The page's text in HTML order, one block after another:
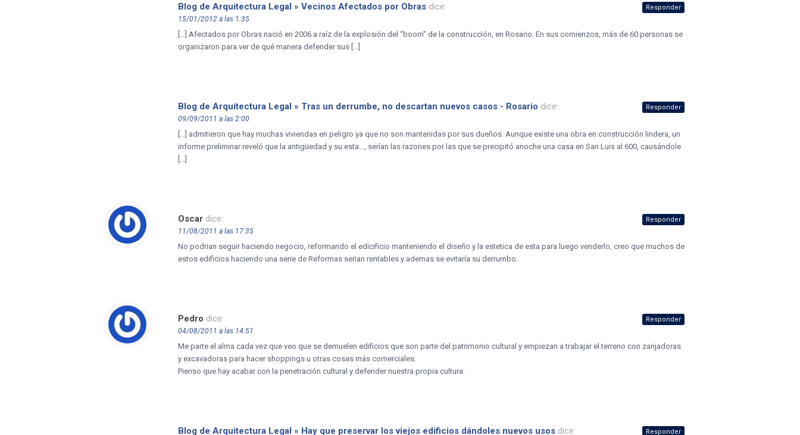
Blog de Arquitectura Legal » Vecinos Afectados por Obras dice:
15/01/2012 a las 1:35
[…] Afectados por Obras nació en 2006 a raíz de la explosión del “boom” de la construcción, en Rosario. En sus comienzos, más de 60 personas se
organizaron para ver de qué manera defender sus […]
Responder
Blog de Arquitectura Legal » Tras un derrumbe, no descartan nuevos casos - Rosario dice:
09/09/2011 a las 2:00
[…] admitieron que hay muchas viviendas en peligro ya que no son mantenidas por sus dueños. Aunque existe una obra en construcción lindera, un
informe preliminar reveló que la antigüedad y su esta…, serían las razones por las que se precipitó anoche una casa en San Luis al 600, causándole
[…]
Responder
Oscar dice:
11/08/2011 a las 17:35
No podrian seguir haciendo negocio, reformando el edicificio manteniendo el diseño y la estetica de esta para luego venderlo, creo que muchos de
estos edificios haciendo una serie de Reformas serian rentables y ademas se evitaría su derrumbo.
Responder
Pedro dice:
04/08/2011 a las 14:51
Me parte el alma cada vez que veo que se demuelen edificios que son parte del patrimonio cultural y empiezan a trabajar el terreno con zanjadoras
y excavadoras para hacer shoppings u otras cosas más comerciales.
Pienso que hay acabar con la penetración cultural y defender nuestra propia cultura.
Responder
Blog de Arquitectura Legal » Hay que preservar los viejos edificios dándoles nuevos usos dice: Responder